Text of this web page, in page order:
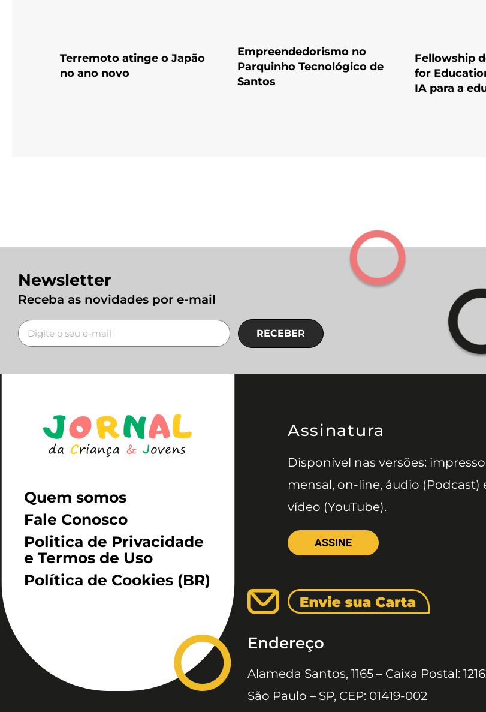
Terremoto atinge o Japão
no ano novo
Empreendedorismo no
Parquinho Tecnológico de
Santos
Fellowship
for
IA para a
Newsletter
Receba as novidades por e-mail
RECEBER
Quem somos
Fale Conosco
Politica de Privacidade
e Termos de Uso
Política de Cookies (BR)
Assinatura
Disponível nas versões: impresso
mensal, on-line, áudio (Podcast)
vídeo (YouTube).
ASSINE
Endereço
Alameda Santos, 1165 – Caixa Postal:
São Paulo – SP, CEP: 01419-002